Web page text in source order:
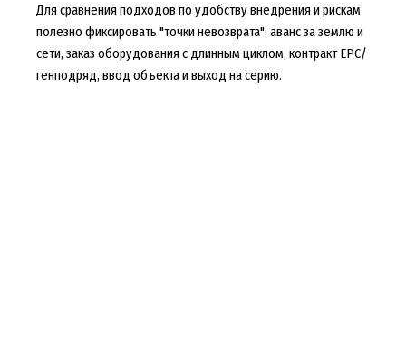
Для сравнения подходов по удобству внедрения и рискам
полезно фиксировать "точки невозврата": аванс за землю и
сети, заказ оборудования с длинным циклом, контракт EPC/
генподряд, ввод объекта и выход на серию.